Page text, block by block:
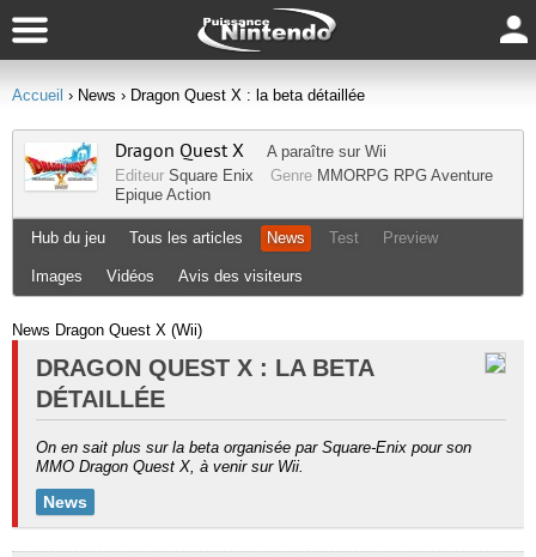
Accueil › News › Dragon Quest X : la beta détaillée
Dragon Quest X A paraître sur Wii
Editeur Square Enix Genre MMORPG RPG Aventure
Epique Action
Hub du jeu Tous les articles News Test Preview
Images Vidéos Avis des visiteurs
News Dragon Quest X (Wii)
DRAGON QUEST X : LA BETA
DÉTAILLÉE
On en sait plus sur la beta organisée par Square-Enix pour son
MMO Dragon Quest X, à venir sur Wii.
News